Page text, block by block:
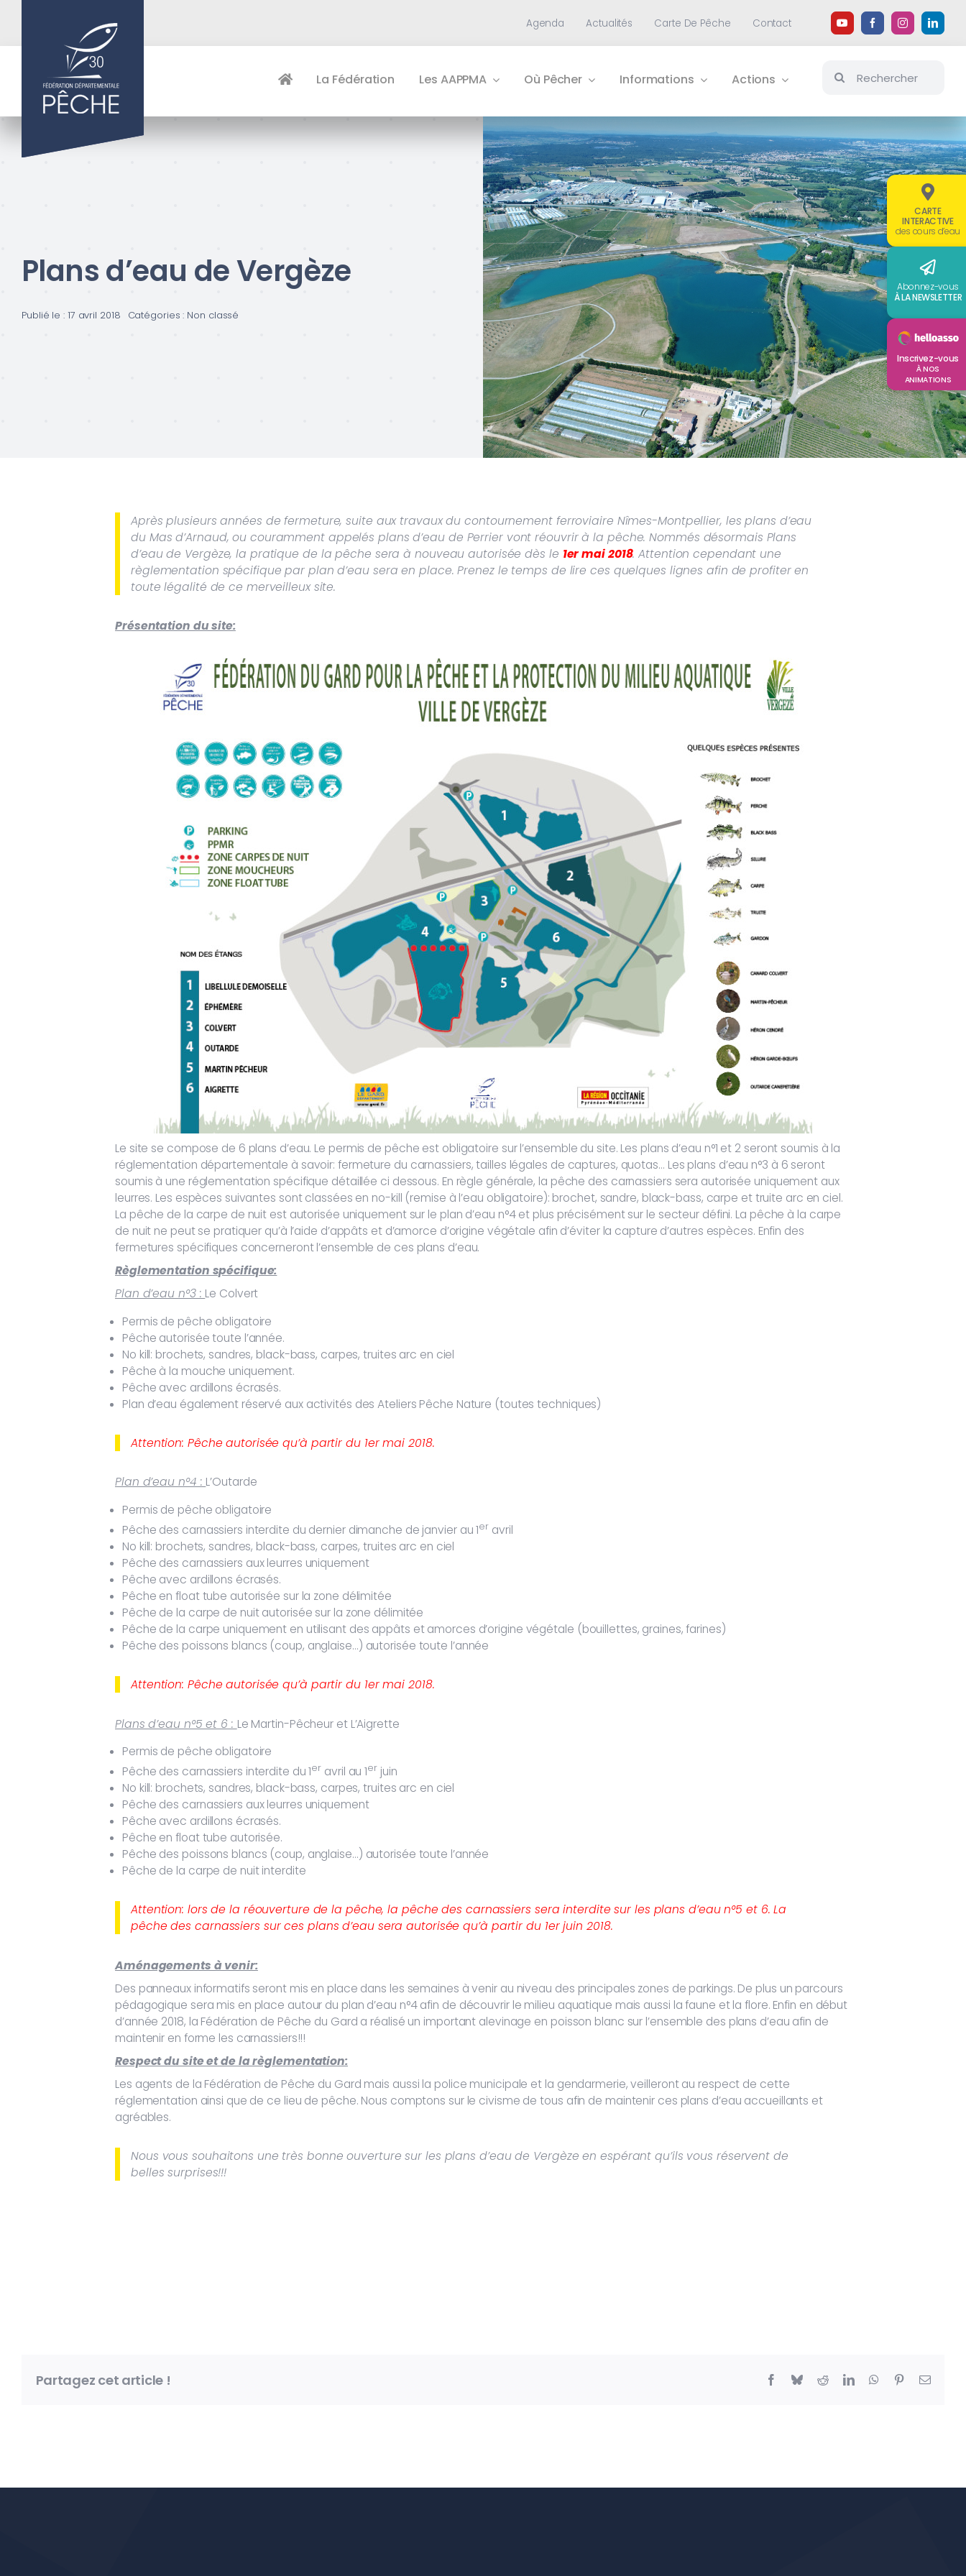
Agenda Actualités Carte De Pêche Contact
La Fédération Les AAPPMA Où Pêcher Informations Actions
Plans d’eau de Vergèze
Publié le : 17 avril 2018 Catégories : Non classé
Après plusieurs années de fermeture, suite aux travaux du contournement ferroviaire Nîmes-Montpellier, les plans d’eau
du Mas d’Arnaud, ou couramment appelés plans d’eau de Perrier vont réouvrir à la pêche. Nommés désormais Plans
d’eau de Vergèze, la pratique de la pêche sera à nouveau autorisée dès le 1er mai 2018. Attention cependant une
règlementation spécifique par plan d’eau sera en place. Prenez le temps de lire ces quelques lignes afin de profiter en
toute légalité de ce merveilleux site.
Présentation du site:
Le site se compose de 6 plans d’eau. Le permis de pêche est obligatoire sur l’ensemble du site. Les plans d’eau n°1 et 2 seront soumis à la
réglementation départementale à savoir: fermeture du carnassiers, tailles légales de captures, quotas… Les plans d’eau n°3 à 6 seront
soumis à une réglementation spécifique détaillée ci dessous. En règle générale, la pêche des carnassiers sera autorisée uniquement aux
leurres. Les espèces suivantes sont classées en no-kill (remise à l’eau obligatoire): brochet, sandre, black-bass, carpe et truite arc en ciel.
La pêche de la carpe de nuit est autorisée uniquement sur le plan d’eau n°4 et plus précisément sur le secteur défini. La pêche à la carpe
de nuit ne peut se pratiquer qu’à l’aide d’appâts et d’amorce d’origine végétale afin d’éviter la capture d’autres espèces. Enfin des
fermetures spécifiques concerneront l’ensemble de ces plans d’eau.
Règlementation spécifique:
Plan d’eau n°3 : Le Colvert
Permis de pêche obligatoire
Pêche autorisée toute l’année.
No kill: brochets, sandres, black-bass, carpes, truites arc en ciel
Pêche à la mouche uniquement.
Pêche avec ardillons écrasés.
Plan d’eau également réservé aux activités des Ateliers Pêche Nature (toutes techniques)
Attention: Pêche autorisée qu’à partir du 1er mai 2018.
Plan d’eau n°4 : L’Outarde
Permis de pêche obligatoire
Pêche des carnassiers interdite du dernier dimanche de janvier au 1er avril
No kill: brochets, sandres, black-bass, carpes, truites arc en ciel
Pêche des carnassiers aux leurres uniquement
Pêche avec ardillons écrasés.
Pêche en float tube autorisée sur la zone délimitée
Pêche de la carpe de nuit autorisée sur la zone délimitée
Pêche de la carpe uniquement en utilisant des appâts et amorces d’origine végétale (bouillettes, graines, farines)
Pêche des poissons blancs (coup, anglaise…) autorisée toute l’année
Attention: Pêche autorisée qu’à partir du 1er mai 2018.
Plans d’eau n°5 et 6 : Le Martin-Pêcheur et L’Aigrette
Permis de pêche obligatoire
Pêche des carnassiers interdite du 1er avril au 1erjuin
No kill: brochets, sandres, black-bass, carpes, truites arc en ciel
Pêche des carnassiers aux leurres uniquement
Pêche avec ardillons écrasés.
Pêche en float tube autorisée.
Pêche des poissons blancs (coup, anglaise…) autorisée toute l’année
Pêche de la carpe de nuit interdite
Attention: lors de la réouverture de la pêche, la pêche des carnassiers sera interdite sur les plans d’eau n°5 et 6. La
pêche des carnassiers sur ces plans d’eau sera autorisée qu’à partir du 1er juin 2018.
Aménagements à venir:
Des panneaux informatifs seront mis en place dans les semaines à venir au niveau des principales zones de parkings. De plus un parcours
pédagogique sera mis en place autour du plan d’eau n°4 afin de découvrir le milieu aquatique mais aussi la faune et la flore. Enfin en début
d’année 2018, la Fédération de Pêche du Gard a réalisé un important alevinage en poisson blanc sur l’ensemble des plans d’eau afin de
maintenir en forme les carnassiers!!!
Respect du site et de la règlementation:
Les agents de la Fédération de Pêche du Gard mais aussi la police municipale et la gendarmerie, veilleront au respect de cette
réglementation ainsi que de ce lieu de pêche. Nous comptons sur le civisme de tous afin de maintenir ces plans d’eau accueillants et
agréables.
Nous vous souhaitons une très bonne ouverture sur les plans d’eau de Vergèze en espérant qu’ils vous réservent de
belles surprises!!!
Partagez cet article ! Facebook
BlueskyRedditLinkedInWhatsApp
PinterestEmail
CARTE
INTERACTIVE
des cours d’eau
Abonnez-vous
À LA NEWSLETTER
Inscrivez-vous
À NOS
ANIMATIONS